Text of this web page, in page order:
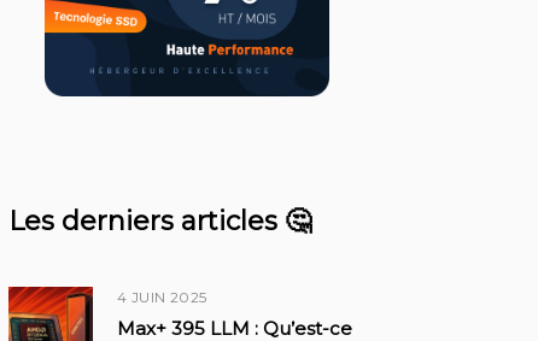
Les derniers articles 🤔
4 JUIN 2025
Max+ 395 LLM : Qu’est-ce